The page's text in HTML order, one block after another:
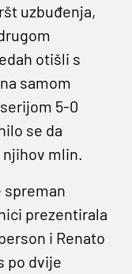
uzbuđenja,
otišli s
samom
5-0
se da
mlin.
spreman
prezentirala
i Renato
po dvije